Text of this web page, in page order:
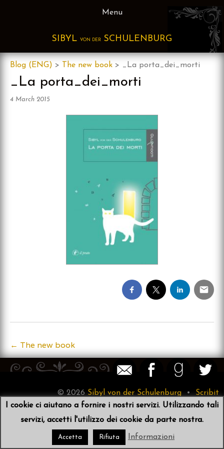
Menu
SIBYL VON DER SCHULENBURG
Blog (ENG) > The new book > _La porta_dei_morti
_La porta_dei_morti
4 March 2015
Post
navigation
← The new book
I cookie ci aiutano a fornire i nostri servizi. Utilizzando tali
servizi, accetti l'utilizzo dei cookie da parte nostra.
Accetta Rifiuta Informazioni
© 2026 Sibyl von der Schulenburg • Scribit